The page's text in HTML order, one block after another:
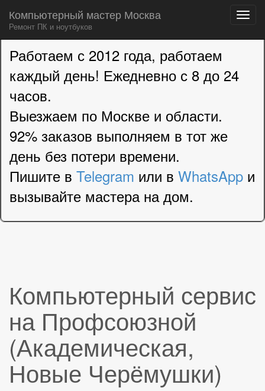
Компьютерный мастер Москва
Ремонт ПК и ноутбуков
menu
to
content
Работаем с 2012 года, работаем
каждый день! Ежедневно с 8 до 24
часов.
Выезжаем по Москве и области.
92% заказов выполняем в тот же
день без потери времени.
Пишите вTelegram или вWhatsApp и
вызывайте мастера на дом.
Компьютерный сервис
на Профсоюзной
(Академическая,
Новые Черёмушки)